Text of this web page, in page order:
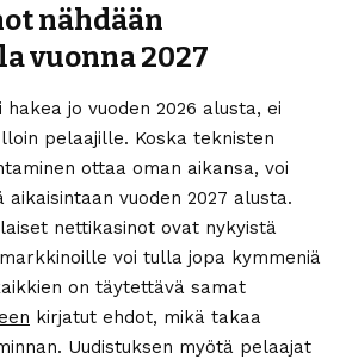
nähdään
vuonna 2027
hakea jo vuoden 2026 alusta, ei
pelaajille. Koska teknisten
ottaa oman aikansa, voi
vuoden 2027 alusta.
nettikasinot ovat nykyistä
voi tulla jopa kymmeniä
on täytettävä samat
kirjatut ehdot, mikä takaa
Uudistuksen myötä pelaajat